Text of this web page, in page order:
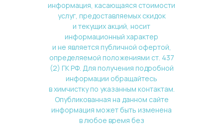
информация, касающаяся стоимости
услуг, предоставляемых скидок
и текущих акций, носит
информационный характер
и не является публичной офертой,
определяемой положениями ст. 437
(2) ГК РФ. Для получения подробной
информации обращайтесь
в химчистку по указанным контактам.
Опубликованная на данном сайте
информация может быть изменена
в любое время без